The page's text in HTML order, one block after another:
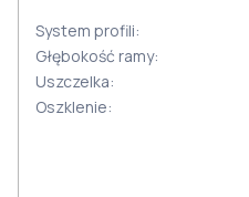
System profili:
Głębokość ramy:
Uszczelka:
Oszklenie: